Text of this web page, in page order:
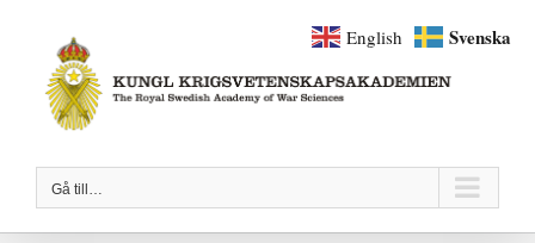
innehållet
Gå till…
English Svenska